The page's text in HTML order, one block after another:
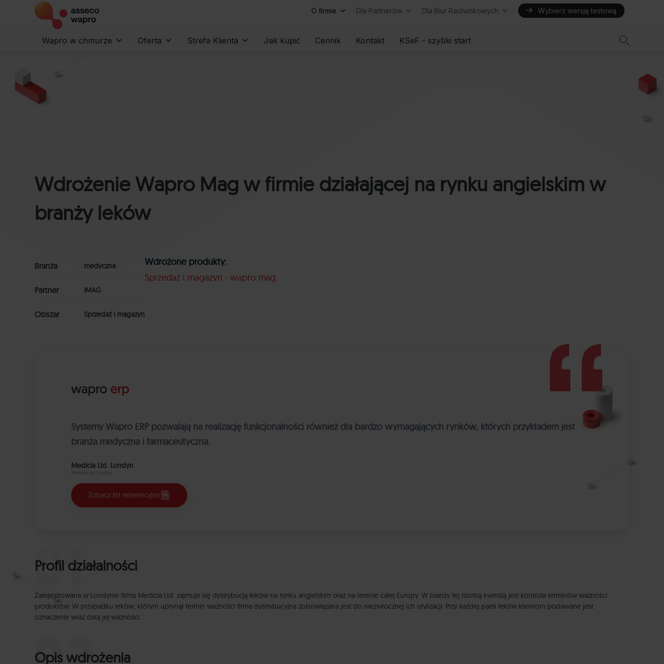
O firmie Dla Partnerów Dla Biur Rachunkowych Wybierz wersję testową
to
Wapro w chmurze Oferta Strefa Klienta Jak kupić Cennik Kontakt KSeF - szybki start 
Wdrożenie Wapro Mag w firmie działającej na rynku angielskim w
branży leków
Branża medyczna
Partner IMAG
Obszar Sprzedaż i magazyn
Wdrożone produkty:
Sprzedaż i magazyn - wapro mag
Systemy Wapro ERP pozwalają na realizację funkcjonalności również dla bardzo wymagających rynków, których przykładem jest
branża medyczna i farmaceutyczna.
Medicia Ltd. Londyn
Zobacz list referencyjny
Profil działalności
Zarejestrowana w Londynie firma Medicia Ltd. zajmuje się dystrybucją leków na rynku angielskim oraz na terenie całej Europy. W branży tej istotną kwestią jest kontrola terminów ważności
produktów. W przypadku leków, którym upłynął termin ważności firma dystrybucyjna zobowiązana jest do niezwłocznej ich utylizacji. Przy każdej partii leków klientom podawane jest
oznaczenie wraz datą jej ważności.
Opis wdrożenia